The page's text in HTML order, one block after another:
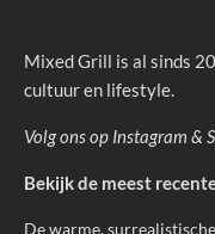
Mixed Grill is al sinds
cultuur en lifestyle.
Volg ons op Instagram &
Bekijk de meest
De warme,